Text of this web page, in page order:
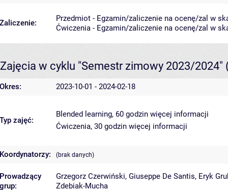
Zaliczenie:
Przedmiot - Egzamin/zaliczenie na ocenę/zal w
Ćwiczenia - Egzamin/zaliczenie na ocenę/zal w
Zajęcia w cyklu "Semestr zimowy 2023/2024"
Okres: 2023-10-01 - 2024-02-18
Typ zajęć:
Blended learning, 60 godzin więcej informacji
Ćwiczenia, 30 godzin więcej informacji
Koordynatorzy: (brak danych)
Prowadzący
grup:
Grzegorz Czerwiński, Giuseppe De Santis, Eryk
Zdebiak-Mucha